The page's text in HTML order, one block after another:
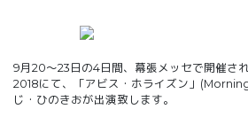
9月20〜23日の4日間、幕張メッセで開催さ
2018にて、「アビス・ホライズン」
じ・ひのきおが出演致します。